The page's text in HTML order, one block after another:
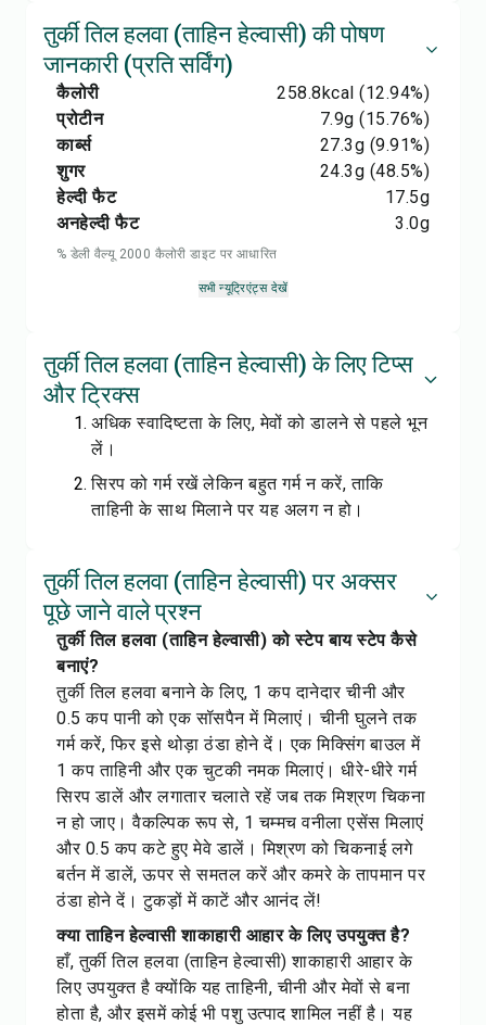
तुर्की तिल हलवा (ताहिन हेल्वासी) की पोषण
जानकारी (प्रति सर्विंग)
कैलोरी 258.8kcal (12.94%)
प्रोटीन
7.9g (15.76%)
कार्ब्स
27.3g (9.91%)
शुगर
24.3g (48.5%)
हेल्दी फैट
17.5g
अनहेल्दी फैट
3.0g
% डेली वैल्यू 2000 कैलोरी डाइट पर आधारित
सभी न्यूट्रिएंट्स देखें
तुर्की तिल हलवा (ताहिन हेल्वासी) के लिए टिप्स
और ट्रिक्स
अधिक स्वादिष्टता के लिए, मेवों को डालने से पहले भून
लें।
सिरप को गर्म रखें लेकिन बहुत गर्म न करें, ताकि
ताहिनी के साथ मिलाने पर यह अलग न हो।
तुर्की तिल हलवा (ताहिन हेल्वासी) पर अक्सर
पूछे जाने वाले प्रश्न
तुर्की तिल हलवा (ताहिन हेल्वासी) को स्टेप बाय स्टेप कैसे
बनाएं?
तुर्की तिल हलवा बनाने के लिए, 1 कप दानेदार चीनी और
0.5 कप पानी को एक सॉसपैन में मिलाएं। चीनी घुलने तक
गर्म करें, फिर इसे थोड़ा ठंडा होने दें। एक मिक्सिंग बाउल में
1 कप ताहिनी और एक चुटकी नमक मिलाएं। धीरे-धीरे गर्म
सिरप डालें और लगातार चलाते रहें जब तक मिश्रण चिकना
न हो जाए। वैकल्पिक रूप से, 1 चम्मच वनीला एसेंस मिलाएं
और 0.5 कप कटे हुए मेवे डालें। मिश्रण को चिकनाई लगे
बर्तन में डालें, ऊपर से समतल करें और कमरे के तापमान पर
ठंडा होने दें। टुकड़ों में काटें और आनंद लें!
क्या ताहिन हेल्वासी शाकाहारी आहार के लिए उपयुक्त है?
हाँ, तुर्की तिल हलवा (ताहिन हेल्वासी) शाकाहारी आहार के
लिए उपयुक्त है क्योंकि यह ताहिनी, चीनी और मेवों से बना
होता है, और इसमें कोई भी पशु उत्पाद शामिल नहीं है। यह